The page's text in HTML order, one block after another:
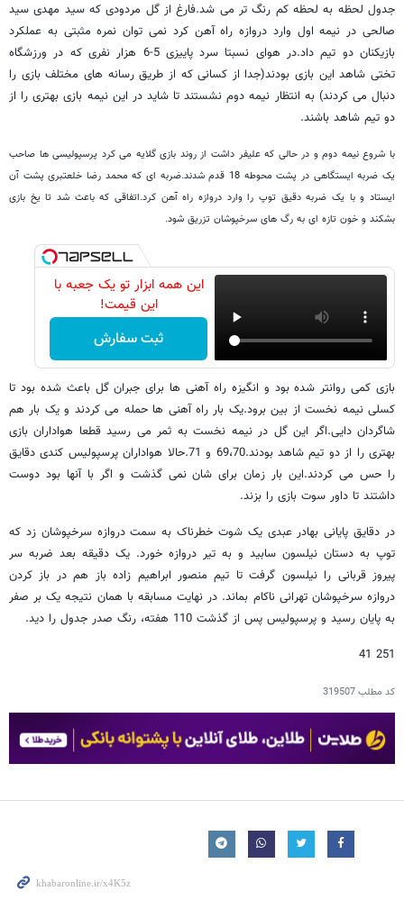
جدول لحظه به لحظه کم رنگ تر می شد.فارغ از گل مردودی که سید مهدی سید
صالحی در نیمه اول وارد دروازه راه آهن کرد نمی توان نمره مثبتی به عملکرد
بازیکنان دو تیم داد.در هوای نسبتا سرد پاییزی 5-6 هزار نفری که در ورزشگاه
تختی شاهد این بازی بودند(جدا از کسانی که از طریق رسانه های مختلف بازی را
دنبال می کردند) به انتظار نیمه دوم نشستند تا شاید در این نیمه بازی بهتری را از
دو تیم شاهد باشند.
با شروع نیمه دوم و در حالی که علیفر داشت از روند بازی گلایه می کرد پرسپولیسی ها صاحب
یک ضربه ایستگاهی در پشت محوطه 18 قدم شدند.ضربه ای که محمد رضا خلعتبری پشت آن
ایستاد و با یک ضربه دقیق توپ را وارد دروازه راه آهن کرد.اتفاقی که باعث شد تا یخ بازی
بشکند و خون تازه ای به رگ های سرخپوشان تزریق شود.
این همه ابزار تو یک جعبه با
این قیمت!
ثبت سفارش
بازی کمی روانتر شده بود و انگیزه راه آهنی ها برای جبران گل باعث شده بود تا
کسلی نیمه نخست از بین برود.یک بار راه آهنی ها حمله می کردند و یک بار هم
شاگردان دایی.اگر این گل در نیمه نخست به ثمر می رسید قطعا هواداران بازی
بهتری را از دو تیم شاهد بودند.69،70 و 71.حالا هواداران پرسپولیس کندی دقایق
را حس می کردند.این بار زمان برای شان نمی گذشت و اگر با آنها بود دوست
داشتند تا داور سوت بازی را بزند.
در دقایق پایانی بهادر عبدی یک شوت خطرناک به سمت دروازه سرخپوشان زد که
توپ به دستان نیلسون سابید و به تیر دروازه خورد. یک دقیقه بعد ضربه سر
پیروز قربانی را نیلسون گرفت تا تیم منصور ابراهیم زاده باز هم در باز کردن
دروازه سرخپوشان تهرانی ناکام بماند. در نهایت مسابقه با همان نتیجه یک بر صفر
به پایان رسید و پرسپولیس پس از گذشت 110 هفته، رنگ صدر جدول را دید.
251 41
کد مطلب319507